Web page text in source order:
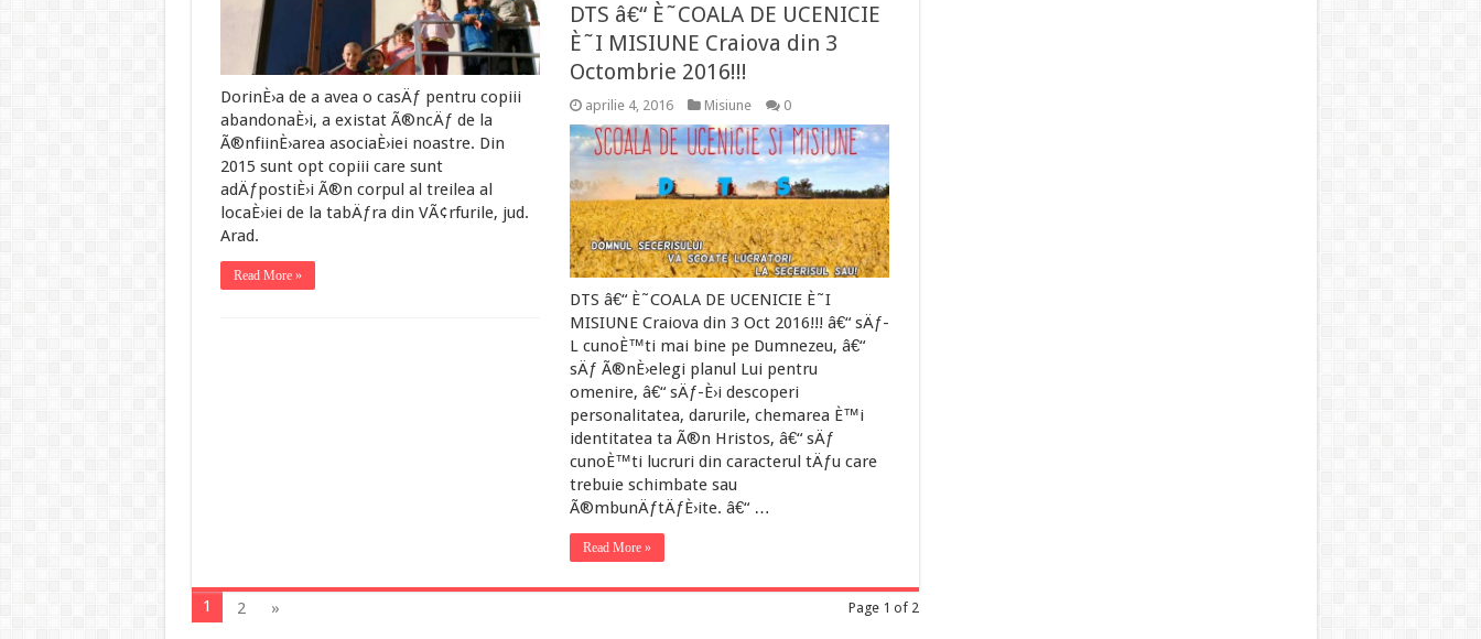
DorinÈ›a de a avea o casÄƒ pentru copiii
abandonaÈ›i, a existat Ã®ncÄƒ de la
Ã®nfiinÈ›area asociaÈ›iei noastre. Din
2015 sunt opt copiii care sunt
adÄƒpostiÈ›i Ã®n corpul al treilea al
locaÈ›iei de la tabÄƒra din VÃ¢rfurile, jud.
Arad.
Read More »
DTS â€“ È˜COALA DE UCENICIE
È˜I MISIUNE Craiova din 3
Octombrie 2016!!!
aprilie 4, 2016 Misiune 0
DTS â€“ È˜COALA DE UCENICIE È˜I
MISIUNE Craiova din 3 Oct 2016!!! â€“ sÄƒ-
L cunoÈ™ti mai bine pe Dumnezeu, â€“
sÄƒ Ã®nÈ›elegi planul Lui pentru
omenire, â€“ sÄƒ-È›i descoperi
personalitatea, darurile, chemarea È™i
identitatea ta Ã®n Hristos, â€“ sÄƒ
cunoÈ™ti lucruri din caracterul tÄƒu care
trebuie schimbate sau
Ã®mbunÄƒtÄƒÈ›ite. â€“ …
Read More »
Page 1 of 2
1 2 »